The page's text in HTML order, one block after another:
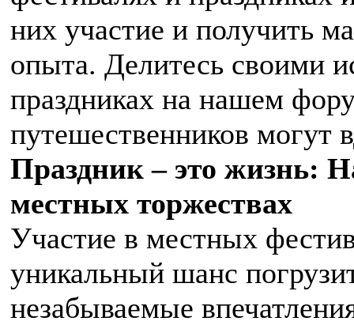
них участие и получить
опыта. Делитесь своими
праздниках на нашем
путешественников могут
Праздник – это жизнь:
местных торжествах
Участие в местных
уникальный шанс
незабываемые